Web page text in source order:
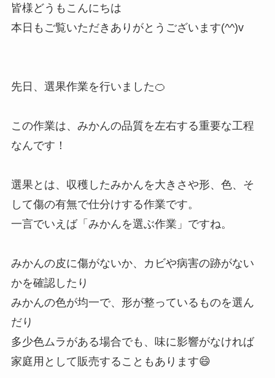
皆様どうもこんにちは
本日もご覧いただきありがとうございます(^^)v
先日、選果作業を行いました🍊
この作業は、みかんの品質を左右する重要な工程
なんです！
選果とは、収穫したみかんを大きさや形、色、そ
して傷の有無で仕分けする作業です。
一言でいえば「みかんを選ぶ作業」ですね。
みかんの皮に傷がないか、カビや病害の跡がない
かを確認したり
みかんの色が均一で、形が整っているものを選ん
だり
多少色ムラがある場合でも、味に影響がなければ
家庭用として販売することもあります😄